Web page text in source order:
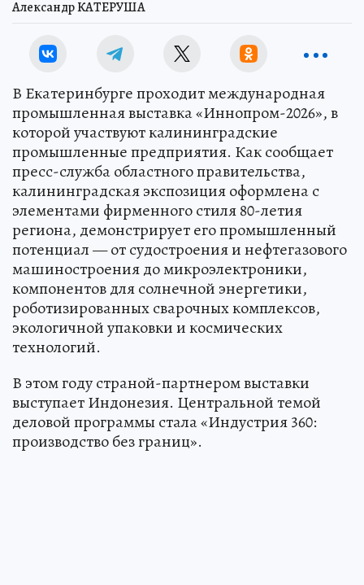
Александр КАТЕРУША
В Екатеринбурге проходит международная
промышленная выставка «Иннопром-2026», в
которой участвуют калининградские
промышленные предприятия. Как сообщает
пресс-служба областного правительства,
калининградская экспозиция оформлена с
элементами фирменного стиля 80-летия
региона, демонстрирует его промышленный
потенциал — от судостроения и нефтегазового
машиностроения до микроэлектроники,
компонентов для солнечной энергетики,
роботизированных сварочных комплексов,
экологичной упаковки и космических
технологий.
В этом году страной-партнером выставки
выступает Индонезия. Центральной темой
деловой программы стала «Индустрия 360:
производство без границ».